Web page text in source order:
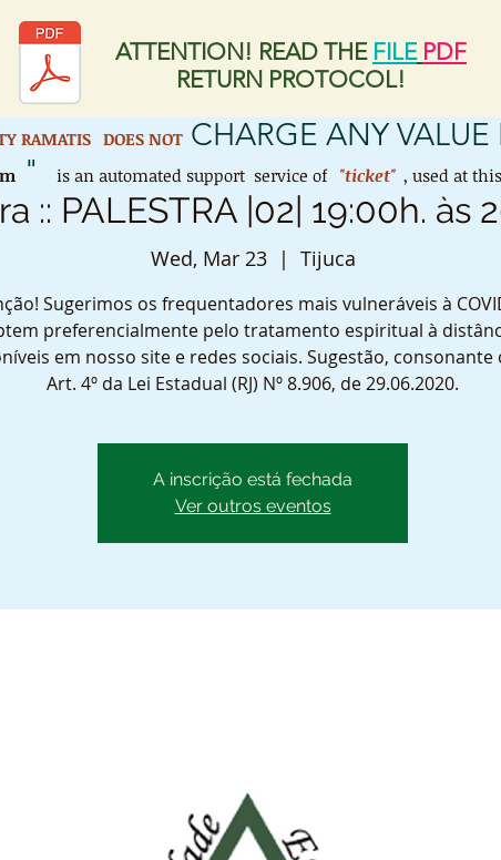
ATTENTION! READ THE FILE PDF
RETURN PROTOCOL!
:: PALESTRA |02| 19:00h. às
Wed, Mar 23
  |
Tijuca
Sugerimos os frequentadores mais vulneráveis à
preferencialmente pelo tratamento espiritual à
em nosso site e redes sociais. Sugestão, consonante
Art. 4º da Lei Estadual (RJ) Nº 8.906, de 29.06.2020.
A inscrição está fechada
Ver outros eventos
RAMATIS DOES NOTCHARGE ANY
" is an automated support service of "ticket" , used at